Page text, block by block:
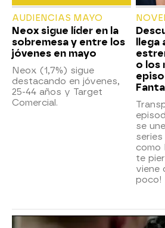
AUDIENCIAS MAYO
Neox sigue líder en la
sobremesa y entre los
jóvenes en mayo
Neox (1,7%) sigue
destacando en jóvenes,
25-44 años y Target
Comercial.
llega
o los
se
como
te
viene
poco!